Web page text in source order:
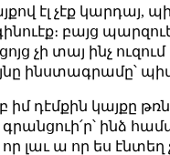
էլ չէք կարդայ,
բայց
ցոյց չի տայ ինչ
ինստագրամը՝
իմ դէմքին կայքը
գրանցուի՛ր՝ ինձ
լաւ ա որ ես էնտեղ